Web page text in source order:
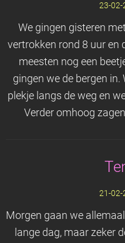
23-02-
We gingen gisteren
vertrokken rond 8 uur en
meesten nog een
gingen we de bergen in.
plekje langs de weg en
Verder omhoog
21-02-
Morgen gaan we
lange dag, maar zeker